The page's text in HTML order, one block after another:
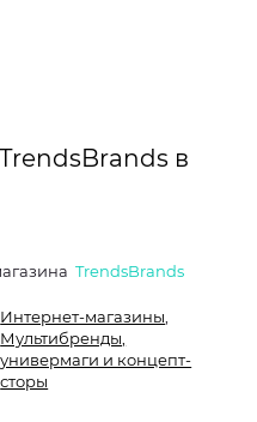
в
TrendsBrands
Интернет-магазины
Мультибренды,
универмаги и концепт-
сторы